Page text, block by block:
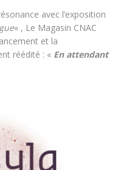
avec l’exposition
« , Le Magasin CNAC
et la
réédité : « En attendant